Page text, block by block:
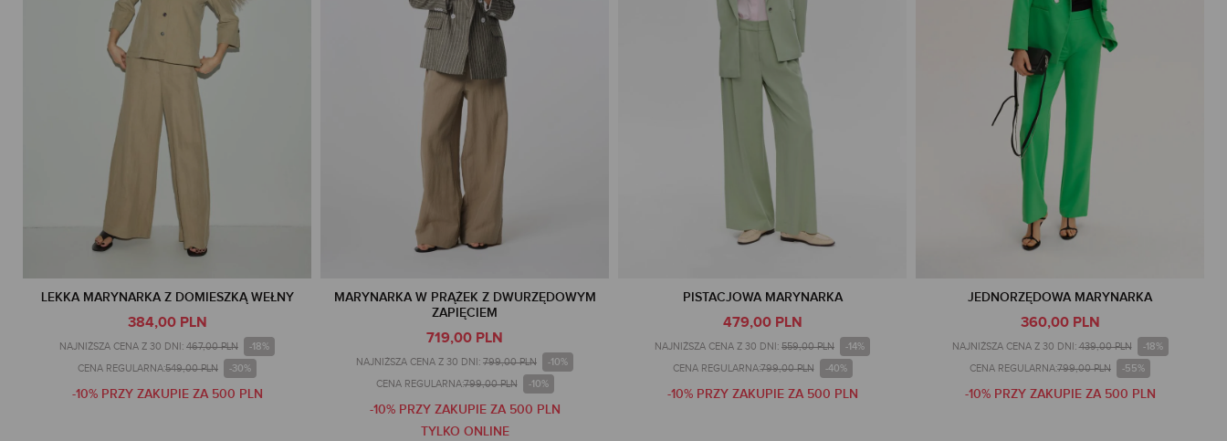
LEKKA MARYNARKA Z DOMIESZKĄ WEŁNY
384,00 PLN
NAJNIŻSZA CENA Z 30 DNI: 467,00 PLN -18%
CENA REGULARNA:549,00 PLN -30%
-10% PRZY ZAKUPIE ZA 500 PLN
MARYNARKA W PRĄŻEK Z DWURZĘDOWYM
ZAPIĘCIEM
719,00 PLN
NAJNIŻSZA CENA Z 30 DNI: 799,00 PLN -10%
CENA REGULARNA:799,00 PLN -10%
-10% PRZY ZAKUPIE ZA 500 PLN
TYLKO ONLINE
PISTACJOWA MARYNARKA
479,00 PLN
NAJNIŻSZA CENA Z 30 DNI: 559,00 PLN -14%
CENA REGULARNA:799,00 PLN -40%
-10% PRZY ZAKUPIE ZA 500 PLN
JEDNORZĘDOWA MARYNARKA
360,00 PLN
NAJNIŻSZA CENA Z 30 DNI: 439,00 PLN -18%
CENA REGULARNA:799,00 PLN -55%
-10% PRZY ZAKUPIE ZA 500 PLN